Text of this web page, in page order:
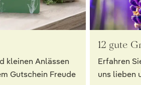
kleinen Anlässen
Gutschein Freude
12 gute
Erfahren
uns lieben